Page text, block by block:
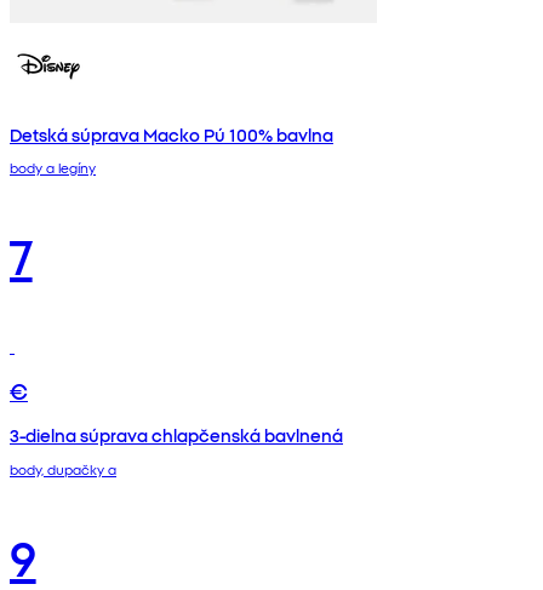
Detská súprava Macko Pú 100% bavlna
body a legíny
7
€
3-dielna súprava chlapčenská bavlnená
body, dupačky a
9